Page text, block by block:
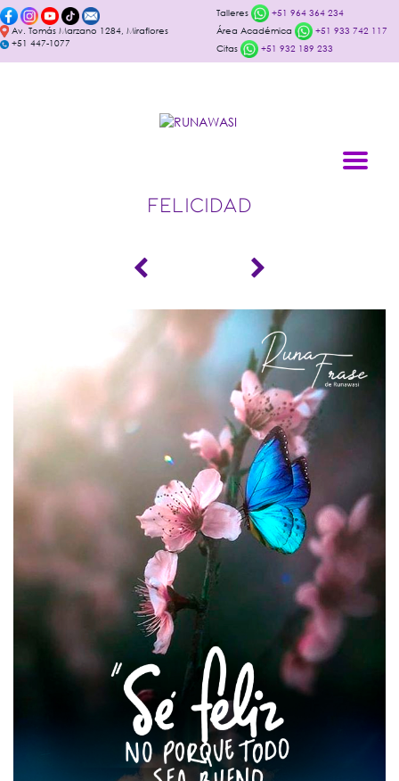
Av. Tomás Marzano 1284, Miraflores
+51 447-1077
Talleres
+51 964 364 234
Área Académica
+51 933 742 117
Citas
+51 932 189 233
FELICIDAD